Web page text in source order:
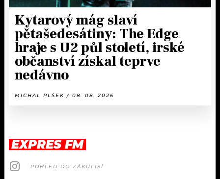
Kytarový mág slaví
pětašedesátiny: The Edge
hraje s U2 půl století, irské
občanství získal teprve
nedávno
MICHAL PLŠEK / 08. 08. 2026
EXPRES FM
POHLED DO ZÁKULISÍ